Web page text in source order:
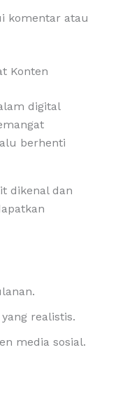
komentar atau
Konten
digital
berhenti
dikenal dan
realistis.
media sosial.